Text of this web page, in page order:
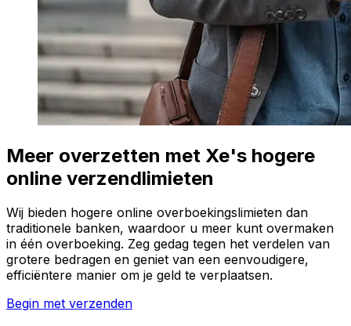
Meer overzetten met Xe's hogere
online verzendlimieten
Wij bieden hogere online overboekingslimieten dan
traditionele banken, waardoor u meer kunt overmaken
in één overboeking. Zeg gedag tegen het verdelen van
grotere bedragen en geniet van een eenvoudigere,
efficiëntere manier om je geld te verplaatsen.
Begin met verzenden